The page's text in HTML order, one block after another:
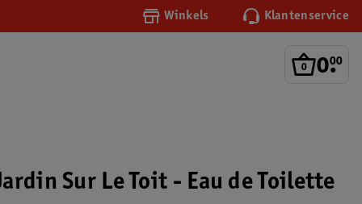
Winkels Klantenservice
0.
00
Sur Le Toit - Eau de Toilette